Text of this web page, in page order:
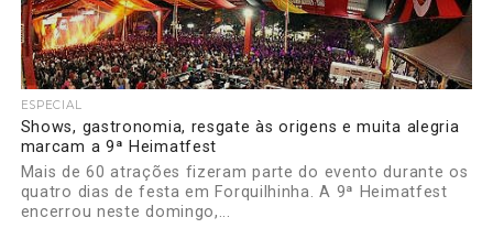
ESPECIAL
Shows, gastronomia, resgate às origens e muita alegria
marcam a 9ª Heimatfest
Mais de 60 atrações fizeram parte do evento durante os
quatro dias de festa em Forquilhinha. A 9ª Heimatfest
encerrou neste domingo,...